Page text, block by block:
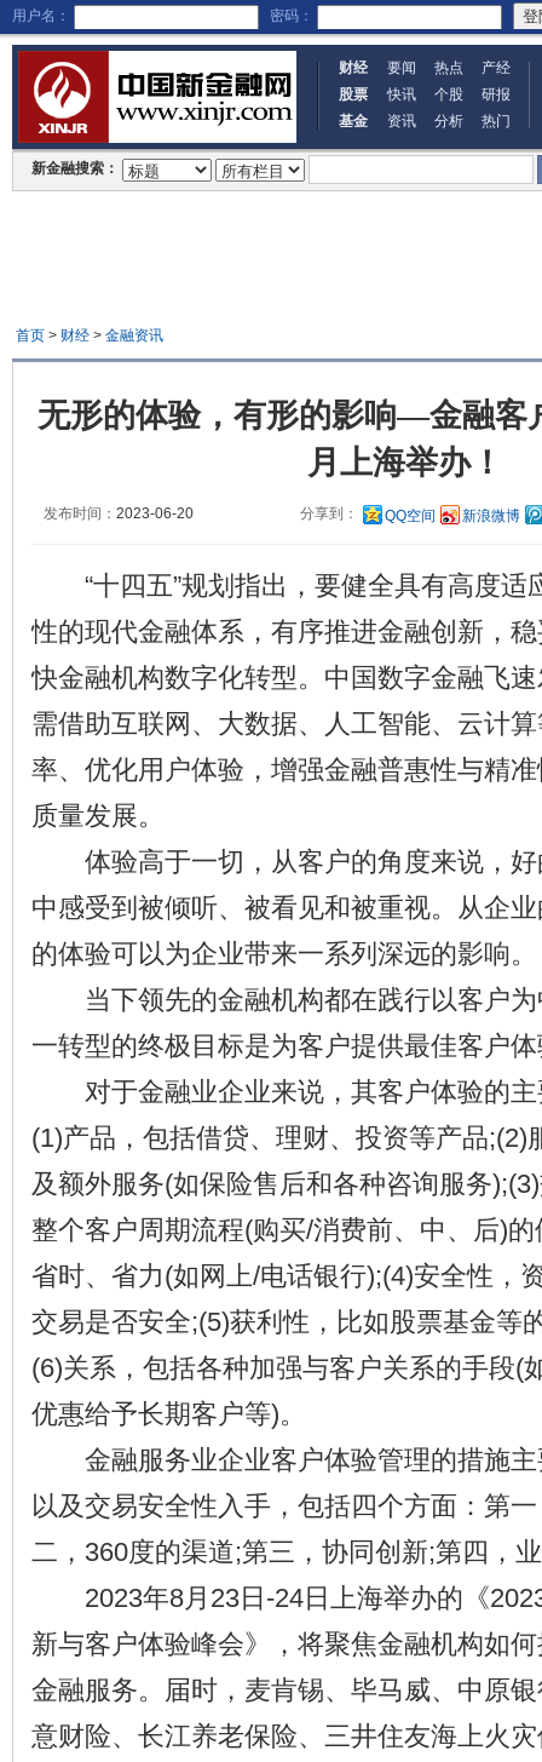
用户名： 密码：
财经 要闻 热点
产经
股票
快讯 个股
研报
基金
资讯 分析 热门
新金融搜索：
首页> 财经> 金融资讯
无形的体验，有形的影响—金融客
月上海举办！
发布时间： 2023-06-20 分享到： QQ空间 新浪微博
“十四五”规划指出，要健全具有高度适
性的现代金融体系，有序推进金融创新，
快金融机构数字化转型。中国数字金融飞
需借助互联网、大数据、人工智能、云计
率、优化用户体验，增强金融普惠性与精
质量发展。
体验高于一切，从客户的角度来说，好
中感受到被倾听、被看见和被重视。从企
的体验可以为企业带来一系列深远的影响。
当下领先的金融机构都在践行以客户为
一转型的终极目标是为客户提供最佳客户
对于金融业企业来说，其客户体验的主
(1)产品，包括借贷、理财、投资等产品;(2)
及额外服务(如保险售后和各种咨询服务
整个客户周期流程(购买/消费前、中、后)
省时、省力(如网上/电话银行);(4)安全性，
交易是否安全;(5)获利性，比如股票基金等
(6)关系，包括各种加强与客户关系的手段(
优惠给予长期客户等)。
金融服务业企业客户体验管理的措施主
以及交易安全性入手，包括四个方面：第
二，360度的渠道;第三，协同创新;第四，
2023年8月23日-24日上海举办的《
新与客户体验峰会》，将聚焦金融机构如
金融服务。届时，麦肯锡、毕马威、中原
意财险、长江养老保险、三井住友海上火